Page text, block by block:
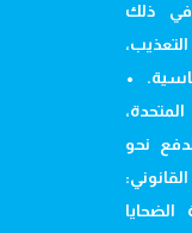
في ذلك
•
نحو